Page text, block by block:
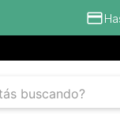
con